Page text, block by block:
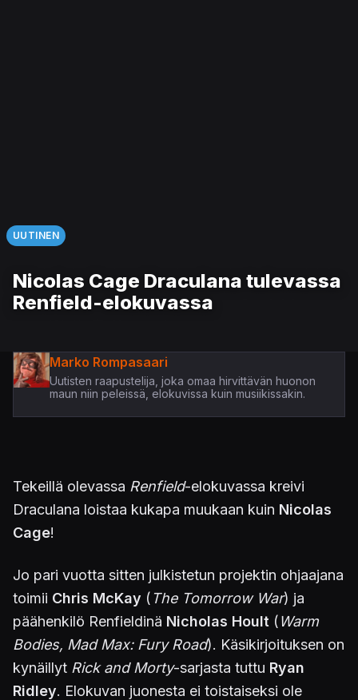
UUTINEN
Nicolas Cage Draculana tulevassa
Renfield-elokuvassa
Marko Rompasaari
Uutisten raapustelija, joka omaa hirvittävän huonon
maun niin peleissä, elokuvissa kuin musiikissakin.
Tekeillä olevassa Renfield-elokuvassa kreivi
Draculana loistaa kukapa muukaan kuin Nicolas
Cage!
Jo pari vuotta sitten julkistetun projektin ohjaajana
toimii Chris McKay ( The Tomorrow War) ja
päähenkilö Renfieldinä Nicholas Hoult (Warm
Bodies, Mad Max: Fury Road). Käsikirjoituksen on
kynäillyt Rick and Morty-sarjasta tuttu Ryan
Ridley. Elokuvan juonesta ei toistaiseksi ole